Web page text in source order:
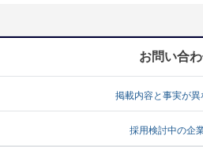
就活ノウハウ・サポート
就活ノウハウが満載！
お問い合
掲載内容と事実が異
採用検討中の企